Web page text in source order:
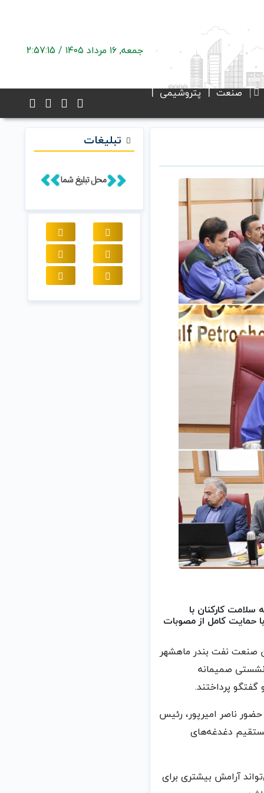
جمعه, ۱۶ مرداد ۱۴۰۵ / 2:57:15
صنعت
پتروشیمی
کارکنان با
حمایت کامل از مصوبات
صنعت نفت بندر ماهشهر
نشستی صمیمانه
پرداختند.
ناصر امیرپور، رئیس
دغدغه‌های
آرامش بیشتری برای
تبلیغات